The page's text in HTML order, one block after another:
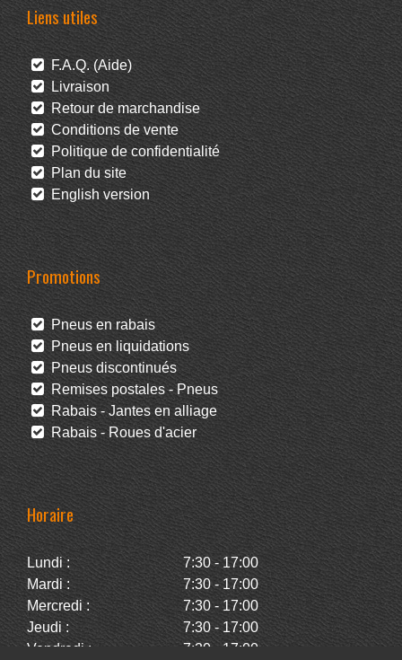
Liens utiles
F.A.Q. (Aide)
Livraison
Retour de marchandise
Conditions de vente
Politique de confidentialité
Plan du site
English version
Promotions
Pneus en rabais
Pneus en liquidations
Pneus discontinués
Remises postales - Pneus
Rabais - Jantes en alliage
Rabais - Roues d'acier
Horaire
Lundi :
7:30 - 17:00
Mardi :
7:30 - 17:00
Mercredi :
7:30 - 17:00
Jeudi :
7:30 - 17:00
Vendredi :
7:30 - 17:00